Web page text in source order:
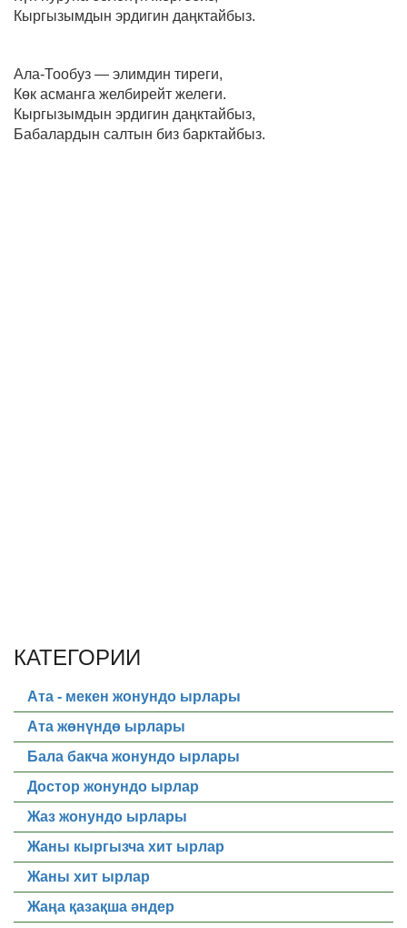
Кыргызымдын эрдигин даңктайбыз.
Ала-Тообуз — элимдин тиреги,
Көк асманга желбирейт желеги.
Кыргызымдын эрдигин даңктайбыз,
Бабалардын салтын биз барктайбыз.
КАТЕГОРИИ
Ата - мекен жонундо ырлары
Ата жөнүндө ырлары
Бала бакча жонундо ырлары
Достор жонундо ырлар
Жаз жонундо ырлары
Жаны кыргызча хит ырлар
Жаны хит ырлар
Жаңа қазақша әндер